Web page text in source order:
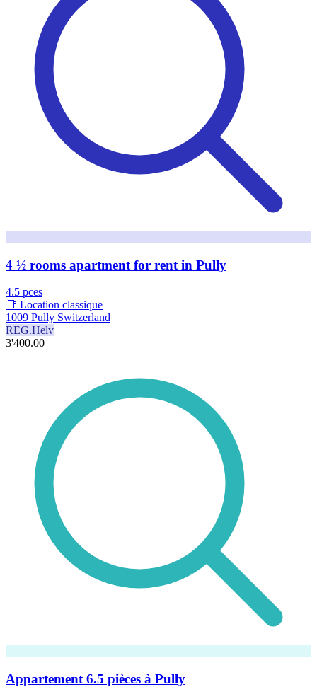
4 ½ rooms apartment for rent in Pully
4.5 pces
📑 Location classique
1009 Pully Switzerland
REG.Helv
3'400.00
Appartement 6.5 pièces à Pully